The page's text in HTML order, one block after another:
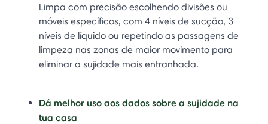
Limpa com precisão escolhendo divisões ou
móveis específicos, com 4 níveis de sucção, 3
níveis de líquido ou repetindo as passagens de
limpeza nas zonas de maior movimento para
eliminar a sujidade mais entranhada.
Dá melhor uso aos dados sobre a sujidade na
tua casa